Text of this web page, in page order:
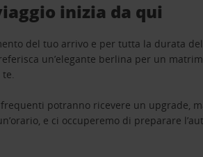
inizia da qui
del tuo arrivo e per tutta la durata
un’elegante berlina per un
potranno ricevere un upgrade,
e ci occuperemo di preparare